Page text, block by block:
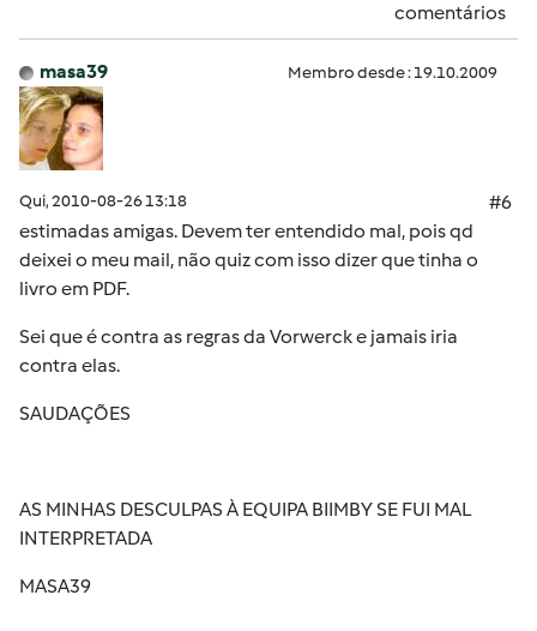
comentários
masa39 Membro desde : 19.10.2009
Qui, 2010-08-26 13:18
#6
estimadas amigas. Devem ter entendido mal, pois qd
deixei o meu mail, não quiz com isso dizer que tinha o
livro em PDF.
Sei que é contra as regras da Vorwerck e jamais iria
contra elas.
SAUDAÇÕES
AS MINHAS DESCULPAS À EQUIPA BIIMBY SE FUI MAL
INTERPRETADA
MASA39